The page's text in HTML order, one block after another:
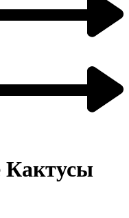
Кактусы